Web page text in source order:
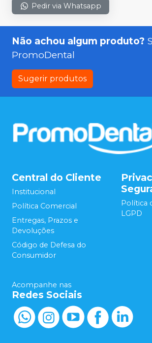
Pedir via Whatsapp
Não achou algum produto?
PromoDental
Sugerir produtos
Central do Cliente
Institucional
Política Comercial
Entregas, Prazos e
Devoluções
Código de Defesa do
Consumidor
Política
LGPD
Acompanhe nas
Redes Sociais